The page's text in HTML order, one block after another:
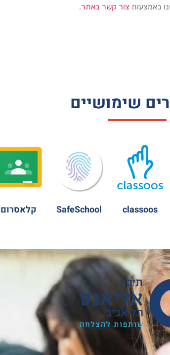
באמצעות צור קשר באתר.
שימושיים
classoos
SafeSchool קלאסרום